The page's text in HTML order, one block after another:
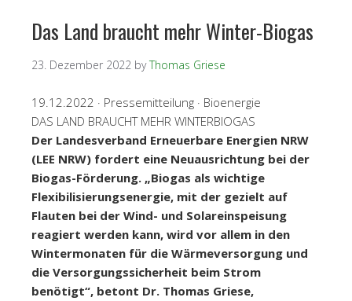
Das Land braucht mehr Winter-Biogas
23. Dezember 2022 byThomas Griese
19.12.2022 · Pressemitteilung · Bioenergie
DAS LAND BRAUCHT MEHR WINTERBIOGAS
Der Landesverband Erneuerbare Energien NRW
(LEE NRW) fordert eine Neuausrichtung bei der
Biogas-Förderung. „Biogas als wichtige
Flexibilisierungsenergie, mit der gezielt auf
Flauten bei der Wind- und Solareinspeisung
reagiert werden kann, wird vor allem in den
Wintermonaten für die Wärmeversorgung und
die Versorgungssicherheit beim Strom
benötigt“, betont Dr. Thomas Griese,